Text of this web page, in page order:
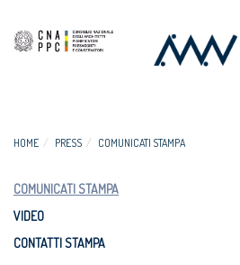
HOME PRESS COMUNICATI STAMPA
COMUNICATI STAMPA
VIDEO
CONTATTI STAMPA